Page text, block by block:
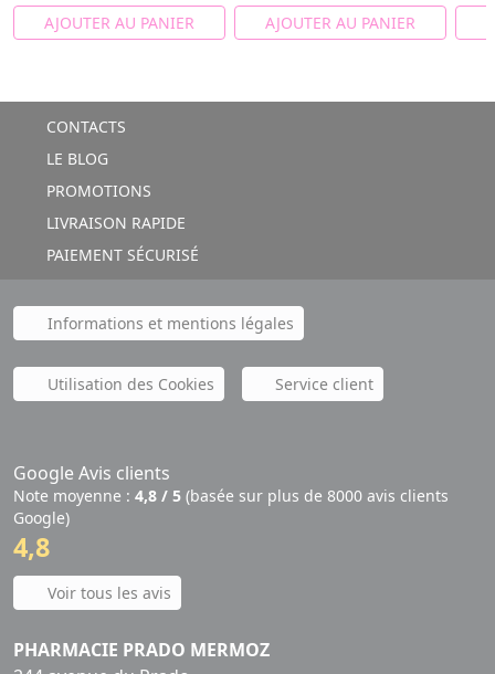
AJOUTER AU PANIER AJOUTER AU PANIER
CONTACTS
LE BLOG
PROMOTIONS
LIVRAISON RAPIDE
PAIEMENT SÉCURISÉ
Informations et mentions légales
Utilisation des Cookies Service client
Google Avis clients
Note moyenne : 4,8 / 5 (basée sur plus de 8000 avis clients
Google)
4,8
Voir tous les avis
PHARMACIE PRADO MERMOZ